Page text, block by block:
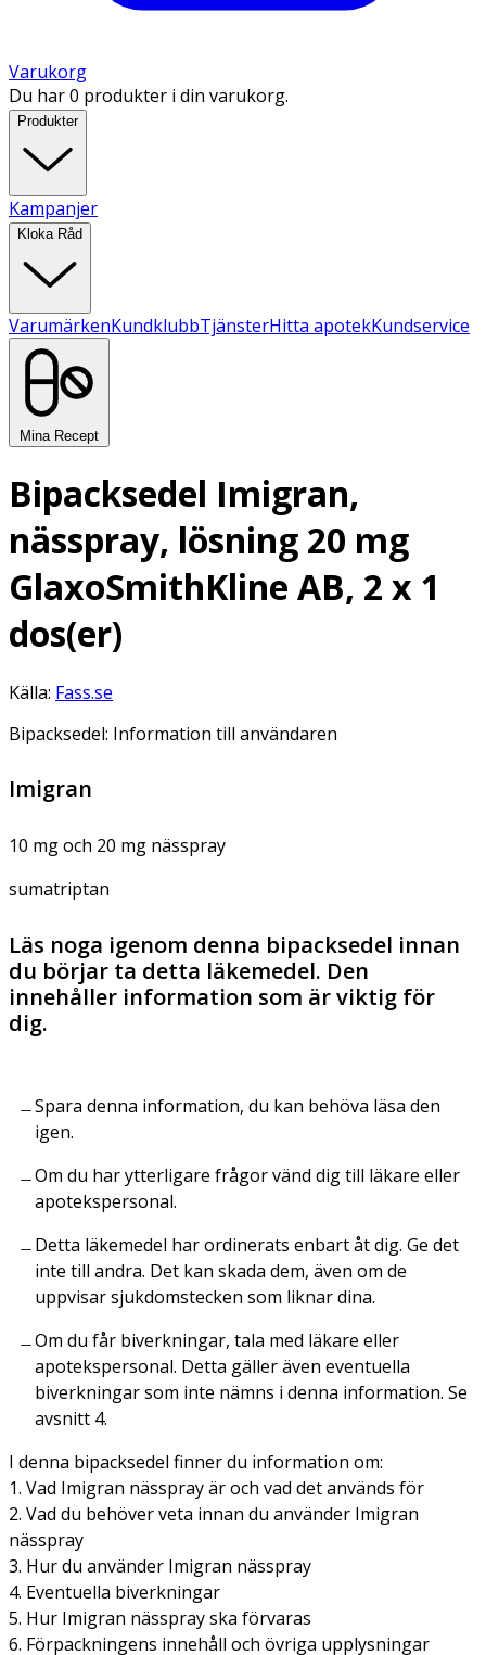
Varukorg
Du har 0 produkter i din varukorg.
Produkter
Kampanjer
Kloka Råd
VarumärkenKundklubbTjänsterHitta apotekKundservice
Mina Recept
Bipacksedel Imigran,
nässpray, lösning 20 mg
GlaxoSmithKline AB, 2 x 1
dos(er)
Källa: Fass.se
Bipacksedel: Information till användaren
Imigran
10 mg och 20 mg nässpray
sumatriptan
Läs noga igenom denna bipacksedel innan
du börjar ta detta läkemedel. Den
innehåller information som är viktig för
dig.
Spara denna information, du kan behöva läsa den
igen.
Om du har ytterligare frågor vänd dig till läkare eller
apotekspersonal.
Detta läkemedel har ordinerats enbart åt dig. Ge det
inte till andra. Det kan skada dem, även om de
uppvisar sjukdomstecken som liknar dina.
Om du får biverkningar, tala med läkare eller
apotekspersonal. Detta gäller även eventuella
biverkningar som inte nämns i denna information. Se
avsnitt 4.
I denna bipacksedel finner du information om:
1. Vad Imigran nässpray är och vad det används för
2. Vad du behöver veta innan du använder Imigran
nässpray
3. Hur du använder Imigran nässpray
4. Eventuella biverkningar
5. Hur Imigran nässpray ska förvaras
6. Förpackningens innehåll och övriga upplysningar